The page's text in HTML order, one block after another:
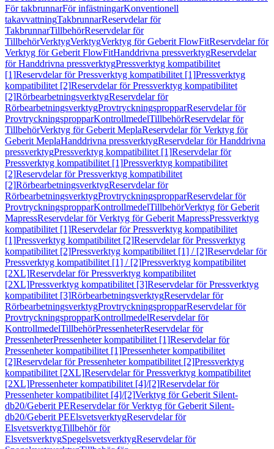
För takbrunnarFör infästningarKonventionell
takavvattningTakbrunnarReservdelar för
TakbrunnarTillbehörReservdelar för
TillbehörVerktygVerktygVerktyg för Geberit FlowFitReservdelar för
Verktyg för Geberit FlowFitHanddrivna pressverktygReservdelar
för Handdrivna pressverktygPressverktyg kompatibilitet
[1]Reservdelar för Pressverktyg kompatibilitet [1]Pressverktyg
kompatibilitet [2]Reservdelar för Pressverktyg kompatibilitet
[2]RörbearbetningsverktygReservdelar för
RörbearbetningsverktygProvtryckningspropparReservdelar för
ProvtryckningspropparKontrollmedelTillbehörReservdelar för
TillbehörVerktyg för Geberit MeplaReservdelar för Verktyg för
Geberit MeplaHanddrivna pressverktygReservdelar för Handdrivna
pressverktygPressverktyg kompatibilitet [1]Reservdelar för
Pressverktyg kompatibilitet [1]Pressverktyg kompatibilitet
[2]Reservdelar för Pressverktyg kompatibilitet
[2]RörbearbetningsverktygReservdelar för
RörbearbetningsverktygProvtryckningspropparReservdelar för
ProvtryckningspropparKontrollmedelTillbehörVerktyg för Geberit
MapressReservdelar för Verktyg för Geberit MapressPressverktyg
kompatibilitet [1]Reservdelar för Pressverktyg kompatibilitet
[1]Pressverktyg kompatibilitet [2]Reservdelar för Pressverktyg
kompatibilitet [2]Pressverktyg kompatibilitet [1] / [2]Reservdelar för
Pressverktyg kompatibilitet [1] / [2]Pressverktyg kompatibilitet
[2XL]Reservdelar för Pressverktyg kompatibilitet
[2XL]Pressverktyg kompatibilitet [3]Reservdelar för Pressverktyg
kompatibilitet [3]RörbearbetningsverktygReservdelar för
RörbearbetningsverktygProvtryckningspropparReservdelar för
ProvtryckningspropparKontrollmedelReservdelar för
KontrollmedelTillbehörPressenheterReservdelar för
PressenheterPressenheter kompatibilitet [1]Reservdelar för
Pressenheter kompatibilitet [1]Pressenheter kompatibilitet
[2]Reservdelar för Pressenheter kompatibilitet [2]Pressverktyg
kompatibilitet [2XL]Reservdelar för Pressverktyg kompatibilitet
[2XL]Pressenheter kompatibilitet [4]/[2]Reservdelar för
Pressenheter kompatibilitet [4]/[2]Verktyg för Geberit Silent-
db20/Geberit PEReservdelar för Verktyg för Geberit Silent-
db20/Geberit PEElsvetsverktygReservdelar för
ElsvetsverktygTillbehör för
ElsvetsverktygSpegelsvetsverktygReservdelar för